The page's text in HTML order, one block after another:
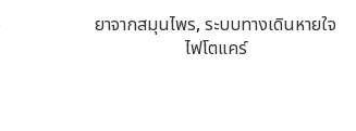
ยาจากสมุนไพร,ระบบทางเดินหายใจ
ไฟโตแคร์